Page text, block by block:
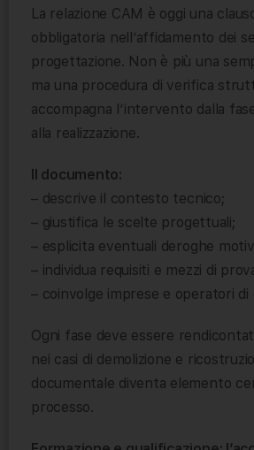
La relazione CAM è oggi una
obbligatoria nell’affidamento dei
progettazione. Non è più una
ma una procedura di verifica
accompagna l’intervento dalla
alla realizzazione.
Il documento:
– descrive il contesto tecnico;
– giustifica le scelte progettuali;
– esplicita eventuali deroghe
– individua requisiti e mezzi di
– coinvolge imprese e operatori di
Ogni fase deve essere
nei casi di demolizione e
documentale diventa elemento
processo.